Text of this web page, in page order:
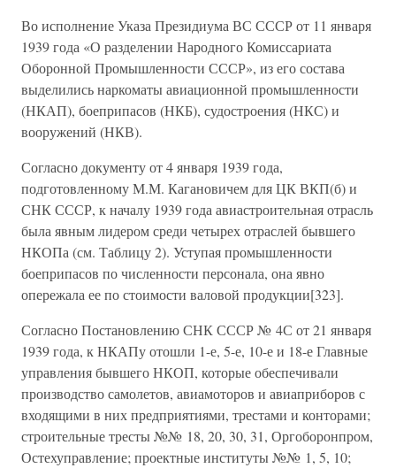
Во исполнение Указа Президиума ВС СССР от 11 января
1939 года «О разделении Народного Комиссариата
Оборонной Промышленности СССР», из его состава
выделились наркоматы авиационной промышленности
(НКАП), боеприпасов (НКБ), судостроения (НКС) и
вооружений (НКВ).
Согласно документу от 4 января 1939 года,
подготовленному М.М. Кагановичем для ЦК ВКП(б) и
СНК СССР, к началу 1939 года авиастроительная отрасль
была явным лидером среди четырех отраслей бывшего
НКОПа (см. Таблицу 2). Уступая промышленности
боеприпасов по численности персонала, она явно
опережала ее по стоимости валовой продукции[323].
Согласно Постановлению СНК СССР № 4С от 21 января
1939 года, к НКАПу отошли 1-е, 5-е, 10-е и 18-е Главные
управления бывшего НКОП, которые обеспечивали
производство самолетов, авиамоторов и авиаприборов с
входящими в них предприятиями, трестами и конторами;
строительные тресты №№ 18, 20, 30, 31, Оргоборонпром,
Остехуправление; проектные институты №№ 1, 5, 10;